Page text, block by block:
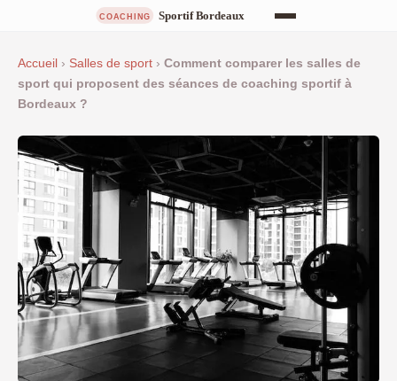
Accueil › Salles de sport › Comment comparer les salles de
sport qui proposent des séances de coaching sportif à
Bordeaux ?